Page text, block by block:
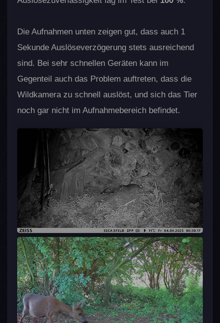
Die Aufnahmen unten zeigen gut, dass auch 1
Sekunde Auslöseverzögerung stets ausreichend
sind. Bei sehr schnellen Geräten kann im
Gegenteil auch das Problem auftreten, dass die
Wildkamera zu schnell auslöst, und sich das Tier
noch gar nicht im Aufnahmebereich befindet.